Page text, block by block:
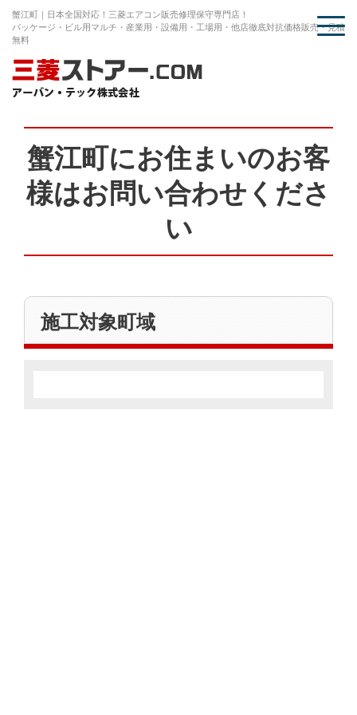
蟹江町｜日本全国対応！三菱エアコン販売修理保守専門店！
パッケージ・ビル用マルチ・産業用・設備用・工場用・他店徹底対抗価格販売・見積
無料
蟹江町にお住まいのお客
様はお問い合わせくださ
い
施工対象町域